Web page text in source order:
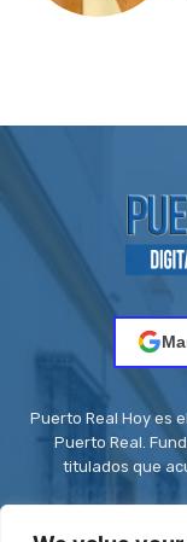
Puerto Real Hoy es
Puerto Real.
titulados que